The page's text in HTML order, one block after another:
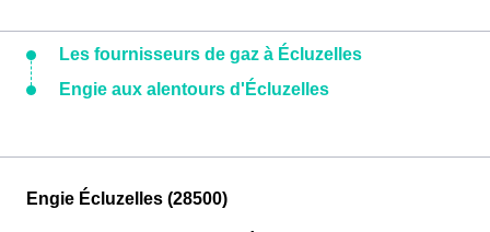
Les fournisseurs de gaz à Écluzelles
Engie aux alentours d'Écluzelles
Engie Écluzelles (28500)